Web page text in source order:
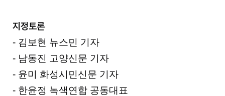
지정토론
- 김보현 뉴스민 기자
- 남동진 고양신문 기자
- 윤미 화성시민신문 기자
- 한윤정 녹색연합 공동대표